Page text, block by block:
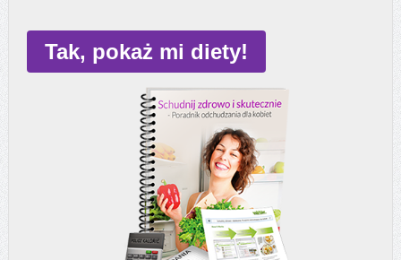
Tak, pokaż mi diety!